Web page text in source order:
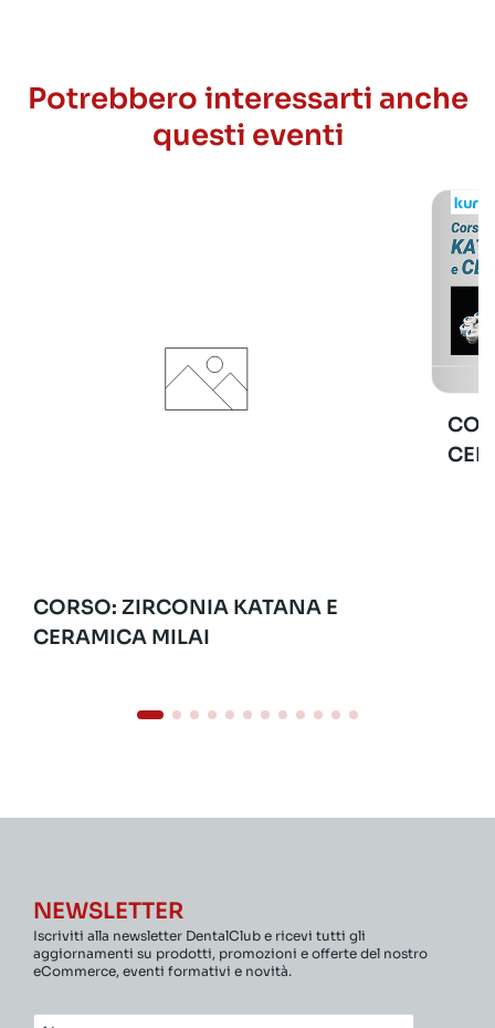
Potrebbero interessarti anche
questi eventi
CORSO: ZIRCONIA KATANA E
CERAMICA MILAI
NEWSLETTER
Iscriviti alla newsletter DentalClub e ricevi tutti gli
aggiornamenti su prodotti, promozioni e offerte del nostro
eCommerce, eventi formativi e novità.